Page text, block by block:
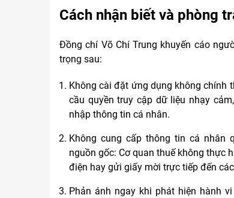
Cách nhận biết và phòng
Đồng chí Võ Chí Trung khuyến cáo
trọng sau:
Không cài đặt ứng dụng không chính
cầu quyền truy cập dữ liệu nhạy
nhập thông tin cá nhân.
Không cung cấp thông tin cá nhân
nguồn gốc: Cơ quan thuế không thực
điện hay gửi giấy mời trực tiếp đến
Phản ánh ngay khi phát hiện hành